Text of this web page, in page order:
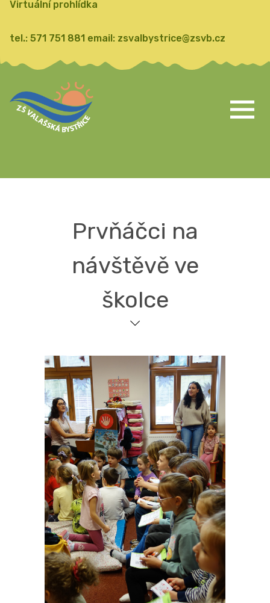
Virtuální prohlídka
tel.: 571 751 881 email: zsvalbystrice@zsvb.cz
Prvňáčci na
návštěvě ve
školce